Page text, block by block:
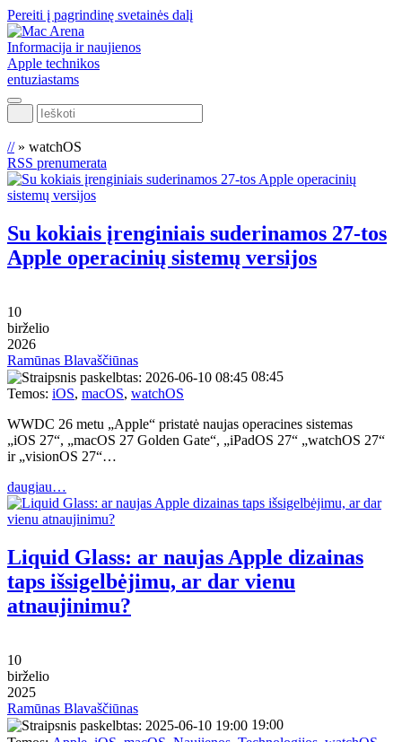
Pereiti į pagrindinę svetainės dalį
Informacija ir naujienos
Apple technikos
entuziastams
Ieškoti
//» watchOS
RSS prenumerata
Su kokiais įrenginiais suderinamos 27-tos
Apple operacinių sistemų versijos
10
birželio
2026
Ramūnas Blavaščiūnas
08:45
Temos: iOS, macOS, watchOS
WWDC 26 metu „Apple“ pristatė naujas operacines sistemas
„iOS 27“, „macOS 27 Golden Gate“, „iPadOS 27“ „watchOS 27“
ir „visionOS 27“…
daugiau…
Liquid Glass: ar naujas Apple dizainas
taps išsigelbėjimu, ar dar vienu
atnaujinimu?
10
birželio
2025
Ramūnas Blavaščiūnas
19:00